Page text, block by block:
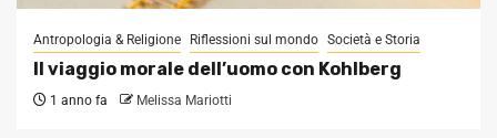
Antropologia & Religione Riflessioni sul mondo Società e Storia
Il viaggio morale dell’uomo con Kohlberg
1 anno fa Melissa Mariotti